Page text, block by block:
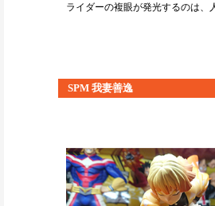
ライダーの複眼が発光するのは、
SPM 我妻善逸